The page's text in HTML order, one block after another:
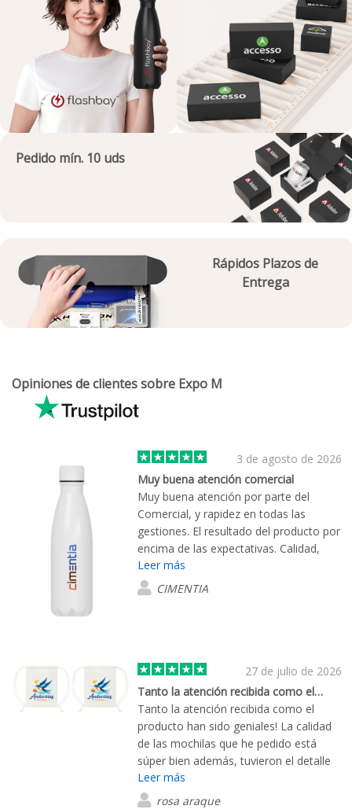
Pedido mín. 10 uds
Rápidos Plazos de
Entrega
Opiniones de clientes sobre Expo M
3 de agosto de 2026
Muy buena atención comercial
Muy buena atención por parte del
Comercial, y rapidez en todas las
gestiones. El resultado del producto por
encima de las expectativas. Calidad,
rapidez y servicio TOP.
Leer más
CIMENTIA
27 de julio de 2026
Tanto la atención recibida como el…
Tanto la atención recibida como el
producto han sido geniales! La calidad
de las mochilas que he pedido está
súper bien además, tuvieron el detalle
de arreglarme el logotipo para que
tuviera mejor calidad.
Leer más
rosa araque